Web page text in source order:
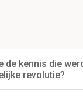
de kennis die
revolutie?